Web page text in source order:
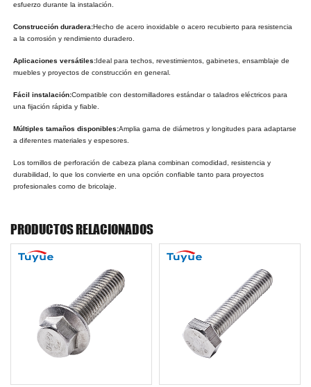
esfuerzo durante la instalación.
Construcción duradera:Hecho de acero inoxidable o acero recubierto para resistencia
a la corrosión y rendimiento duradero.
Aplicaciones versátiles:Ideal para techos, revestimientos, gabinetes, ensamblaje de
muebles y proyectos de construcción en general.
Fácil instalación:Compatible con destornilladores estándar o taladros eléctricos para
una fijación rápida y fiable.
Múltiples tamaños disponibles:Amplia gama de diámetros y longitudes para adaptarse
a diferentes materiales y espesores.
Los tornillos de perforación de cabeza plana combinan comodidad, resistencia y
durabilidad, lo que los convierte en una opción confiable tanto para proyectos
profesionales como de bricolaje.
PRODUCTOS RELACIONADOS